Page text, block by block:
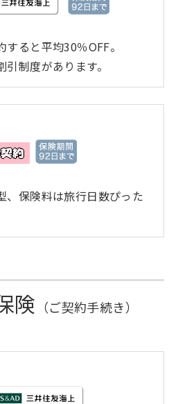
ると平均30％OFF。
制度があります。
、保険料は旅行日数ぴった
険 （ご契約手続き）